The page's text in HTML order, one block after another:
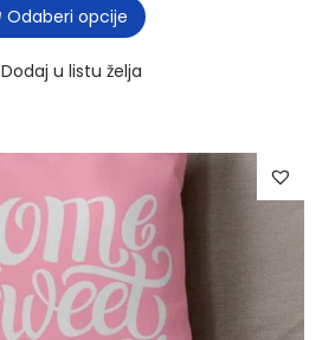
Odaberi opcije
Dodaj u listu želja